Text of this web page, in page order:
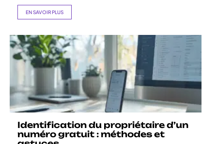
EN SAVOIR PLUS
Identification du propriétaire d’un
numéro gratuit : méthodes et